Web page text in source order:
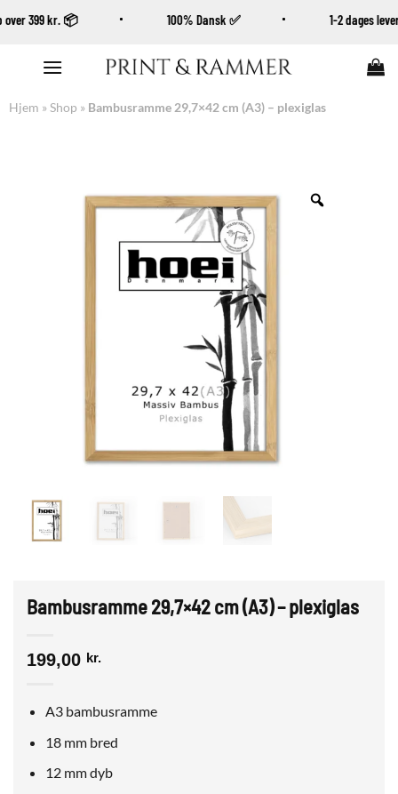
over 399 kr. 📦 100% Dansk ✅ 1-2 dages
indhold
Hjem »Shop » Bambusramme 29,7×42 cm (A3) – plexiglas
Bambusramme 29,7×42 cm (A3) – plexiglas
199,00 kr.
A3 bambusramme
18 mm bred
12 mm dyb